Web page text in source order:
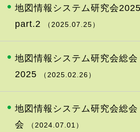
地図情報システム研究会2025
part.2
（2025.07.25）
地図情報システム研究会総会
2025
（2025.02.26）
地図情報システム研究会総会
会
（2024.07.01）